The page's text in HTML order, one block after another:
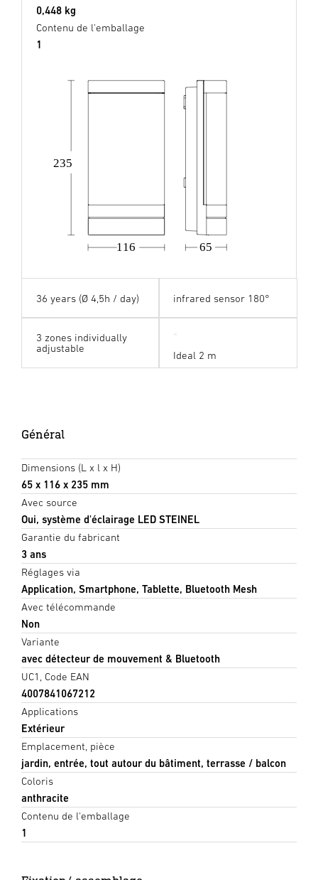
0,448 kg
Contenu de l'emballage
1
235
116 65
36 years (Ø 4,5h / day) infrared sensor 180°
3 zones individually
adjustable
Ideal 2 m
Général
Dimensions (L x l x H)
65 x 116 x 235 mm
Avec source
Oui, système d'éclairage LED STEINEL
Garantie du fabricant
3 ans
Réglages via
Application, Smartphone, Tablette, Bluetooth Mesh
Avec télécommande
Non
Variante
avec détecteur de mouvement & Bluetooth
UC1, Code EAN
4007841067212
Applications
Extérieur
Emplacement, pièce
jardin, entrée, tout autour du bâtiment, terrasse / balcon
Coloris
anthracite
Contenu de l'emballage
1